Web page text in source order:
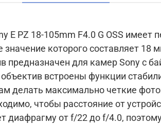
E PZ 18-105mm F4.0 G OSS имеет
значение которого составляет
предназначен для камер Sony с
встроены функции
делать максимально четкие
чтобы расстояние от
диафрагму от f/22 до f/4.0,